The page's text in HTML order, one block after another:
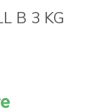
B 3 KG